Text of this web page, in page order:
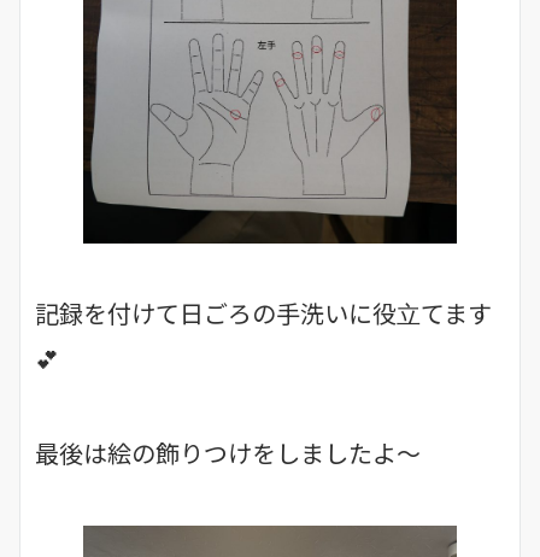
記録を付けて日ごろの手洗いに役立てます
💕
最後は絵の飾りつけをしましたよ～